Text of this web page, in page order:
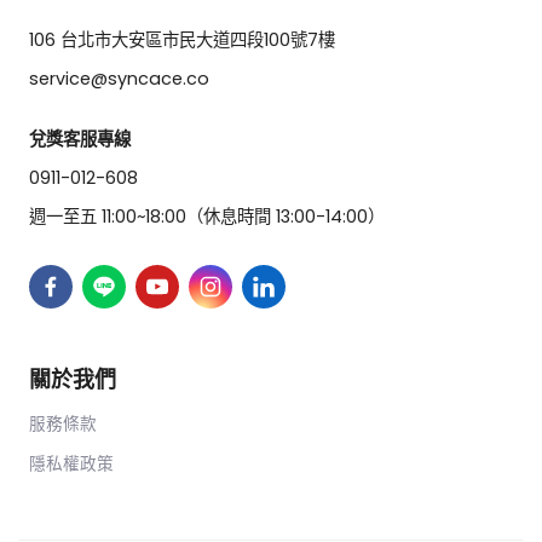
106 台北市大安區市民大道四段100號7樓
service@syncace.co
兌獎客服專線
0911-012-608
週一至五 11:00~18:00（休息時間 13:00-14:00）
關於我們
服務條款
隱私權政策